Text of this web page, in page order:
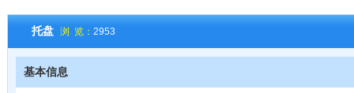
托盘 浏 览： 2953
基本信息